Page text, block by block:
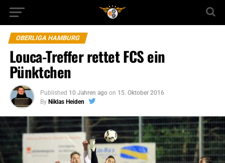
OBERLIGA HAMBURG
Louca-Treffer rettet FCS ein
Pünktchen
Published 10 Jahren ago on 15. Oktober 2016
By Niklas Heiden